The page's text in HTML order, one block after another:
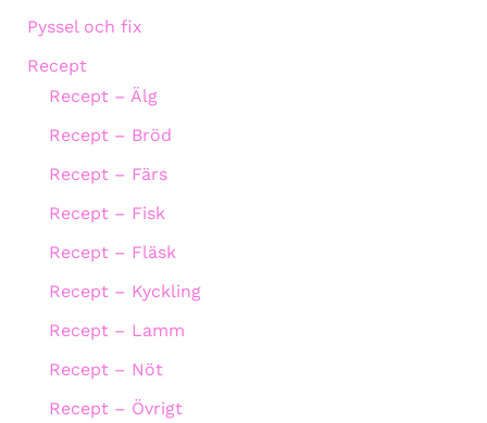
Pyssel och fix
Recept
Recept – Älg
Recept – Bröd
Recept – Färs
Recept – Fisk
Recept – Fläsk
Recept – Kyckling
Recept – Lamm
Recept – Nöt
Recept – Övrigt